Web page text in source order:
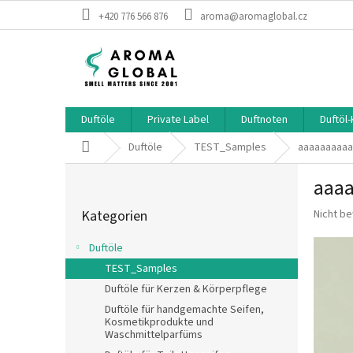
Zum Inhalt springen
+420 776 566 876 aroma@aromaglobal.cz
Duftöle Private Label Duftnoten
StartseiteDuftöle TEST_Samples
Kategorien
Duftöle
TEST_Samples
Duftöle für Kerzen & Körperpflege
Duftöle für handgemachte Seifen,
Kosmetikprodukte und
Waschmittelparfüms
Die
Nicht